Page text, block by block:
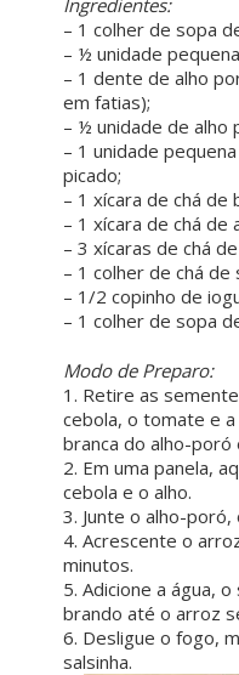
– 1 colher de sopa
– ½ unidade
– 1 dente de alho
em fatias);
– ½ unidade de alho
– 1 unidade
picado;
– 1 xícara de chá de
– 1 xícara de chá
– 3 xícaras de chá
– 1 colher de chá de
– 1/2 copinho de
– 1 colher de sopa
Modo de Preparo:
1. Retire as
cebola, o tomate e
branca do alho-poró
2. Em uma panela,
cebola e o alho.
3. Junte o alho-
4. Acrescente o
minutos.
5. Adicione a água,
brando até o arroz
6. Desligue o fogo,
salsinha.